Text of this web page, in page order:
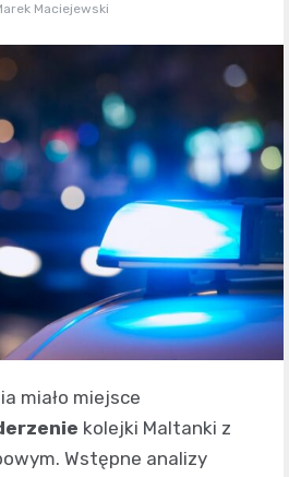
Maciejewski
miało miejsce
kolejki Maltanki z
Wstępne analizy